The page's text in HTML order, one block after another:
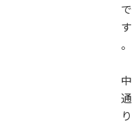
で
す
。
中
通
り